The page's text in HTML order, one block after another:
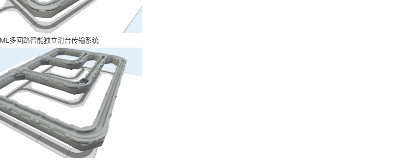
多回路智能独立滑台传输系统